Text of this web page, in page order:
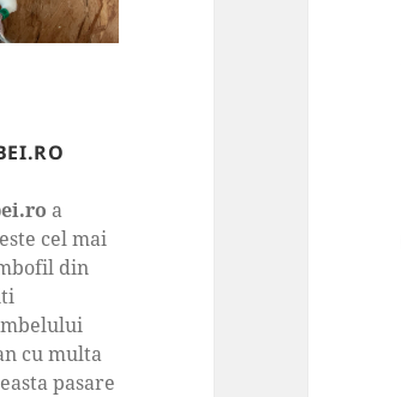
a
cel mai
din
cu multa
pasare